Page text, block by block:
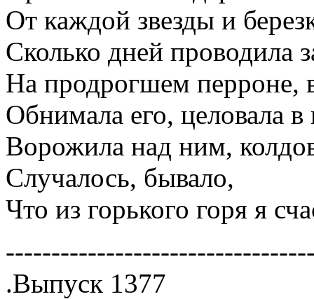
От каждой звезды и
Сколько дней проводила
На продрогшем перроне,
Обнимала его, целовала
Ворожила над ним,
Случалось, бывало,
Что из горького горя я
.Выпуск 1377